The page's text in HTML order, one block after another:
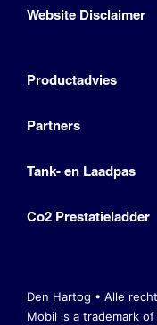
Website Disclaimer
Productadvies
Partners
Tank- en Laadpas
Co2 Prestatieladder
Den Hartog • Alle
Mobil is a trademark